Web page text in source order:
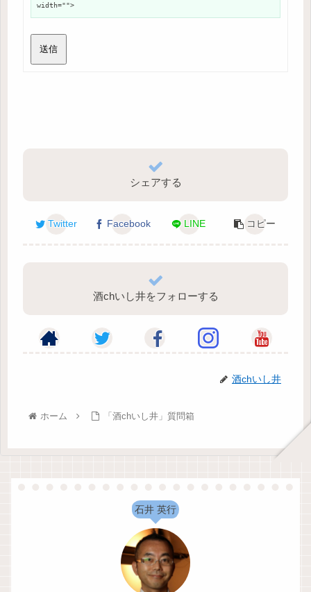
width="">
送信
シェアする
Twitter Facebook LINE コピー
酒chいし井をフォローする
酒chいし井
ホーム 「酒chいし井」質問箱
石井 英行